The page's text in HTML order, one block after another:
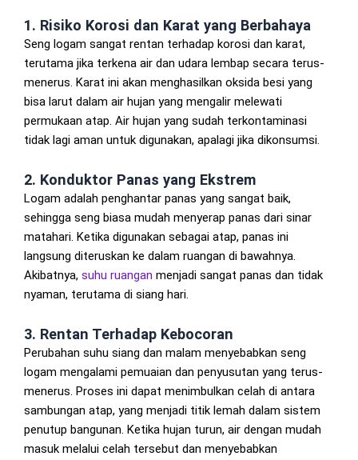
1. Risiko Korosi dan Karat yang Berbahaya
Seng logam sangat rentan terhadap korosi dan karat,
terutama jika terkena air dan udara lembap secara terus-
menerus. Karat ini akan menghasilkan oksida besi yang
bisa larut dalam air hujan yang mengalir melewati
permukaan atap. Air hujan yang sudah terkontaminasi
tidak lagi aman untuk digunakan, apalagi jika dikonsumsi.
2. Konduktor Panas yang Ekstrem
Logam adalah penghantar panas yang sangat baik,
sehingga seng biasa mudah menyerap panas dari sinar
matahari. Ketika digunakan sebagai atap, panas ini
langsung diteruskan ke dalam ruangan di bawahnya.
Akibatnya, suhu ruangan menjadi sangat panas dan tidak
nyaman, terutama di siang hari.
3. Rentan Terhadap Kebocoran
Perubahan suhu siang dan malam menyebabkan seng
logam mengalami pemuaian dan penyusutan yang terus-
menerus. Proses ini dapat menimbulkan celah di antara
sambungan atap, yang menjadi titik lemah dalam sistem
penutup bangunan. Ketika hujan turun, air dengan mudah
masuk melalui celah tersebut dan menyebabkan